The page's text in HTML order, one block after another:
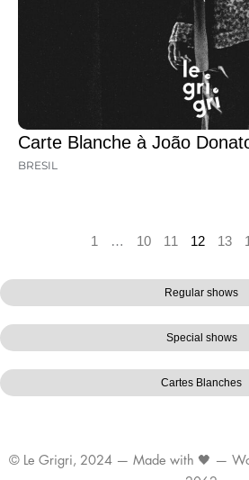
Regular shows
Special shows
Cartes Blanches
Carte Blanche à João
BRESIL
1 … 10 11 12 13
© Le Grigri, 2024 — Made with 🖤 —